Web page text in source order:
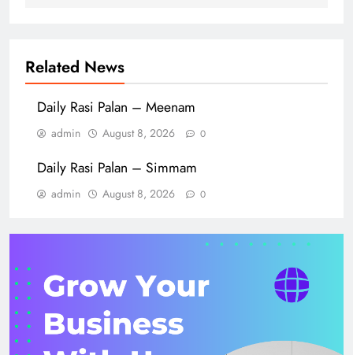
Related News
Daily Rasi Palan – Meenam
admin August 8, 2026 0
Daily Rasi Palan – Simmam
admin August 8, 2026 0